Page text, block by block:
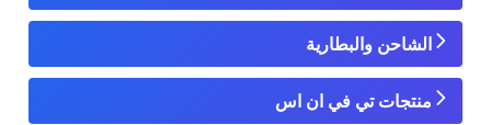
الشاحن والبطارية
منتجات تي في ان اس